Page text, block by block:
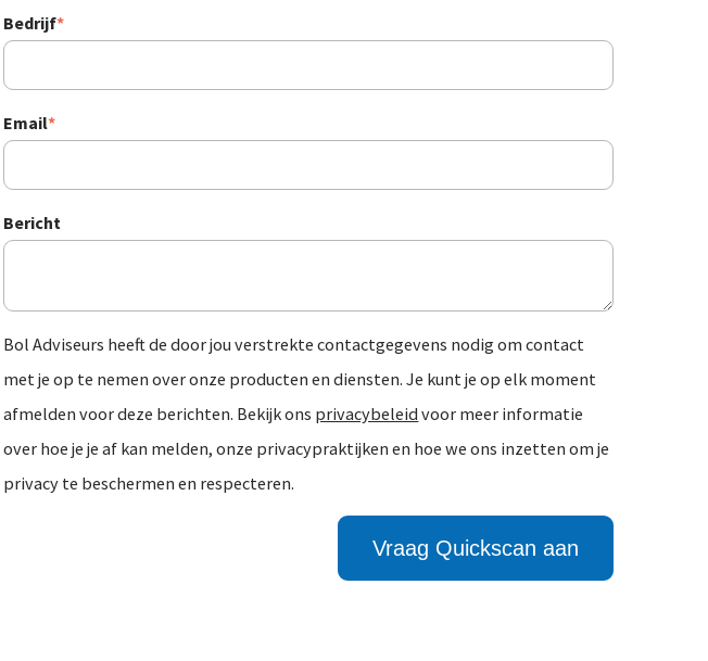
Bedrijf*
Email*
Bericht
Bol Adviseurs heeft de door jou verstrekte contactgegevens nodig om contact
met je op te nemen over onze producten en diensten. Je kunt je op elk moment
afmelden voor deze berichten. Bekijk ons privacybeleid voor meer informatie
over hoe je je af kan melden, onze privacypraktijken en hoe we ons inzetten om je
privacy te beschermen en respecteren.